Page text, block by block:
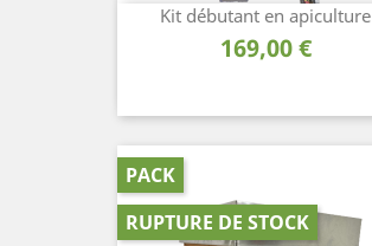
Kit débutant en apiculture
Prix
169,00 €
PACK
RUPTURE DE STOCK